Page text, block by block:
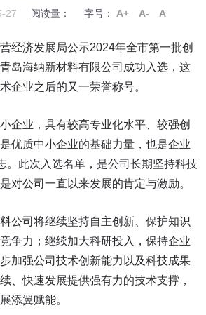
27 阅读量： 字号： A+ A- A
经济发展局公示2024年全市第一批创
岛海纳新材料有限公司成功入选，这
企业之后的又一荣誉称号。
企业，具有较高专业化水平、较强创
优质中小企业的基础力量，也是企业
。此次入选名单，是公司长期坚持科技
对公司一直以来发展的肯定与激励。
公司将继续坚持自主创新、保护知识
争力；继续加大科研投入，保持企业
加强公司技术创新能力以及科技成果
、快速发展提供强有力的技术支撑，
添翼赋能。